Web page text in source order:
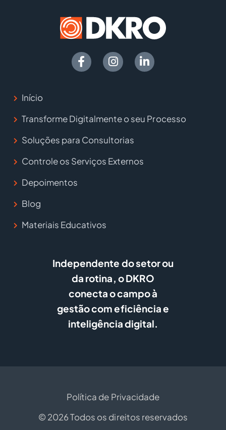
Início
Transforme Digitalmente o seu Processo
Soluções para Consultorias
Controle os Serviços Externos
Depoimentos
Blog
Materiais Educativos
Independente do setor ou
da rotina, o DKRO
conecta o campo à
gestão com eficiência e
inteligência digital.
Política de Privacidade
© 2026 Todos os direitos reservados